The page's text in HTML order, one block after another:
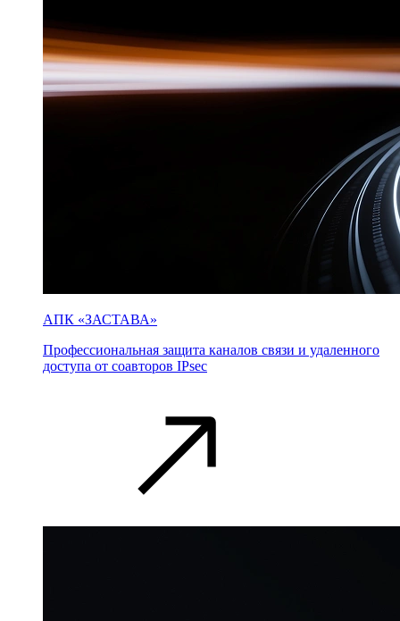
АПК «ЗАСТАВА»
Профессиональная защита каналов связи и удаленного
доступа от соавторов IPsec